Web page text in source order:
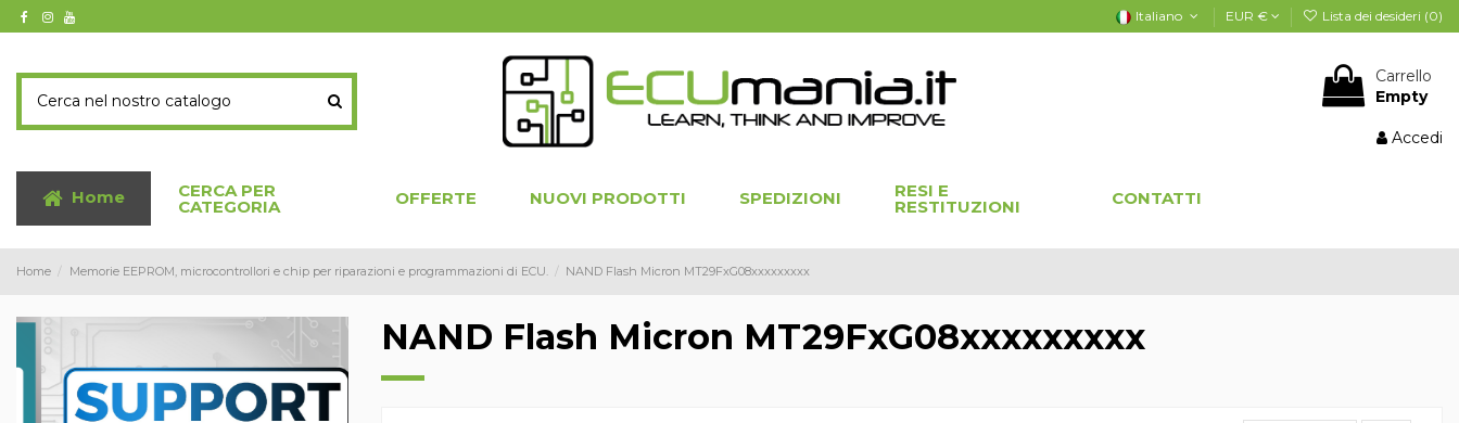
Italiano EUR € Lista dei desideri (0)
Carrello
Empty
Accedi
Home CERCA PER
CATEGORIA OFFERTE NUOVI PRODOTTI SPEDIZIONI RESI E
RESTITUZIONI CONTATTI
Home Memorie EEPROM, microcontrollori e chip per riparazioni e programmazioni di ECU. NAND Flash Micron MT29FxG08xxxxxxxxx
NAND Flash Micron MT29FxG08xxxxxxxxx